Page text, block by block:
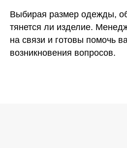
Выбирая размер одежды,
тянется ли изделие.
на связи и готовы помочь
возникновения вопросов.